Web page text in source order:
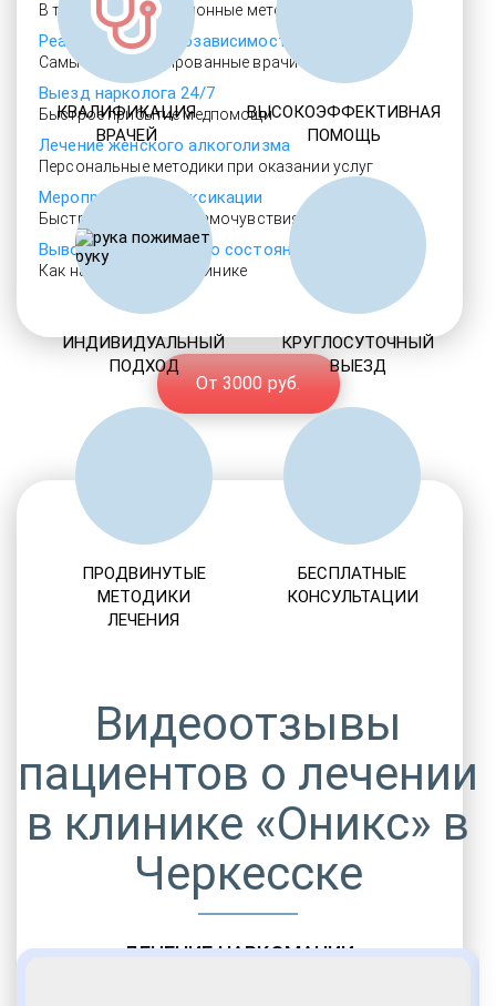
В том числе операционные методы
Реабилитация алкозависимости
Самые квалифицированные врачи
Выезд нарколога 24/7
Быстрое прибытие медпомощи
Лечение женского алкоголизма
Персональные методики при оказании услуг
Мероприятия детоксикации
Быстрое улучшение самочувствия
Выводим из запойного состояния
Как на дому, так и в клинике
От 3000 руб.
ЛЕЧЕНИЕ НАРКОМАНИИ
КВАЛИФИКАЦИЯ
ВРАЧЕЙ
ВЫСОКОЭФФЕКТИВНАЯ
ПОМОЩЬ
ИНДИВИДУАЛЬНЫЙ
ПОДХОД
КРУГЛОСУТОЧНЫЙ
ВЫЕЗД
ПРОДВИНУТЫЕ
МЕТОДИКИ
ЛЕЧЕНИЯ
БЕСПЛАТНЫЕ
КОНСУЛЬТАЦИИ
Видеоотзывы
пациентов о лечении
в клинике «Оникс» в
Черкесске